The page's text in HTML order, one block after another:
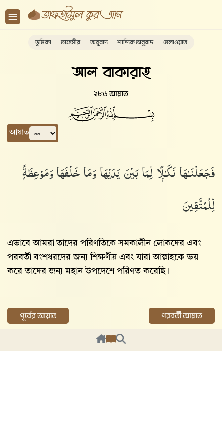
ভূমিকা তাফসীর অনুবাদ শাব্দিক অনুবাদ তেলাওয়াত
আল বাকারাহ
২৮৬ আয়াত
আয়াত
فَجَعَلْنَـٰهَا نَكَـٰلًۭا لِّمَا بَيْنَ يَدَيْهَا وَمَا خَلْفَهَا وَمَوْعِظَةًۭ
لِّلْمُتَّقِينَ
এভাবে আমরা তাদের পরিণতিকে সমকালীন লোকদের এবং
পরবর্তী বংশধরদের জন্য শিক্ষণীয় এবং যারা আল্লাহকে ভয়
করে তাদের জন্য মহান উপদেশে পরিণত করেছি।
পূর্বের আয়াত পরবর্তী আয়াত